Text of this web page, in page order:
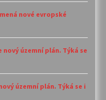
nové evropské
nový územní plán. Týká se
územní plán. Týká se i